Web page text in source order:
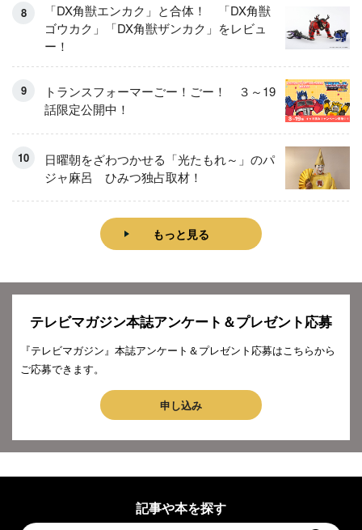
「DX角獣エンカク」と合体！ 「DX角獣
ゴウカク」「DX角獣ザンカク」をレビュ
ー！
トランスフォーマーごー！ごー！ ３～19
話限定公開中！
日曜朝をざわつかせる「光たもれ～」のパ
ジャ麻呂 ひみつ独占取材！
もっと見る
テレビマガジン本誌アンケート＆プレゼント応募
『テレビマガジン』本誌アンケート＆プレゼント応募はこちらから
ご応募できます。
申し込み
記事や本を探す